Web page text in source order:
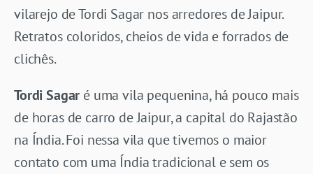
vilarejo de Tordi Sagar nos arredores de Jaipur.
Retratos coloridos, cheios de vida e forrados de
clichês.
Tordi Sagar é uma vila pequenina, há pouco mais
de horas de carro de Jaipur, a capital do Rajastão
na Índia. Foi nessa vila que tivemos o maior
contato com uma Índia tradicional e sem os